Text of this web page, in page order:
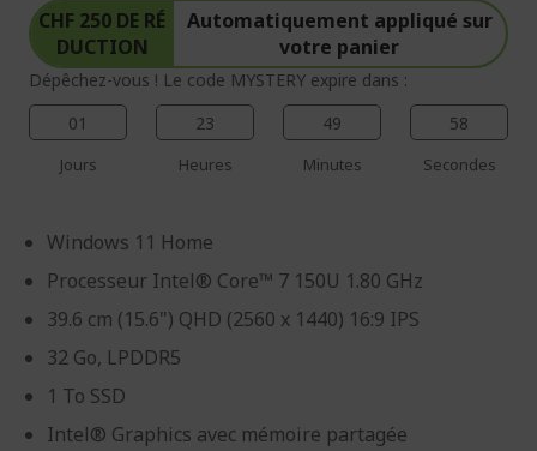
CHF 250 DE RÉ
DUCTION
Automatiquement appliqué sur
votre panier
Dépêchez-vous ! Le code MYSTERY expire dans :
01
Jours
23
Heures
49
Minutes
58
Secondes
Windows 11 Home
Processeur Intel® Core™ 7 150U 1.80 GHz
39.6 cm (15.6") QHD (2560 x 1440) 16:9 IPS
32 Go, LPDDR5
1 To SSD
Intel® Graphics avec mémoire partagée